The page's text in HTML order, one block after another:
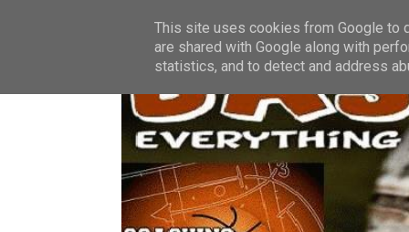
Saturday, August 8. Ποιοί Είμαστε Όροι
This site uses cookies from Google to
are shared with Google along with
statistics, and to detect and address